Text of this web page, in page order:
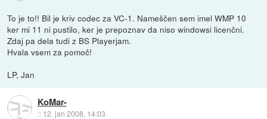
To je to!! Bil je kriv codec za VC-1. Nameščen sem imel WMP 10
ker mi 11 ni pustilo, ker je prepoznav da niso windowsi licenčni.
Zdaj pa dela tudi z BS Playerjam.
Hvala vsem za pomoč!
LP, Jan
KoMar-
:: 12. jan 2008, 14:03